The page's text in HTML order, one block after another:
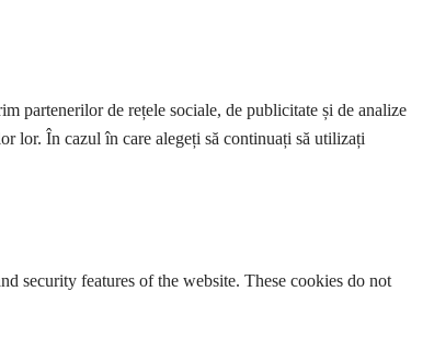
partenerilor de rețele sociale, de publicitate și de analize
lor. În cazul în care alegeți să continuați să utilizați
security features of the website. These cookies do not